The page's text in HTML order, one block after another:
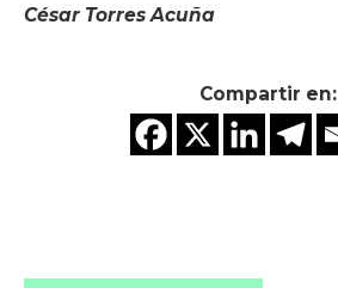
César Torres Acuña
Compartir en: